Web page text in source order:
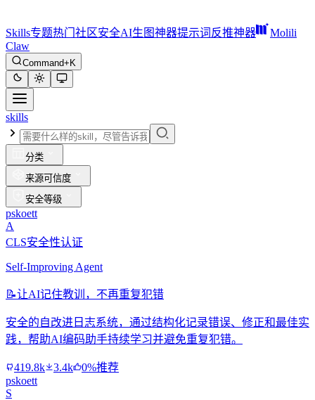
Skills专题热门 社区安全AI生图神器提示词反推神器
Molili
Claw
Command+K
skills
分类
来源可信度
安全等级
pskoett
A
CLS安全性认证
Self-Improving Agent
📝让AI记住教训，不再重复犯错
安全的自改进日志系统，通过结构化记录错误、修正和最佳实
践，帮助AI编码助手持续学习并避免重复犯错。
419.8k 3.4k
0%推荐
pskoett
S